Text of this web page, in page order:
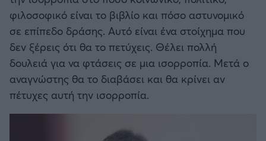
φιλοσοφικό είναι το βιβλίο και πόσο αστυνομικό
σε επίπεδο δράσης. Αυτό είναι ένα στοίχημα που
δεν ξέρεις ότι θα το πετύχεις. Θέλει πολλή
δουλειά για να φτάσεις σε μια ισορροπία. Μετά ο
αναγνώστης θα το διαβάσει και θα κρίνει αν
πέτυχες αυτή την ισορροπία.